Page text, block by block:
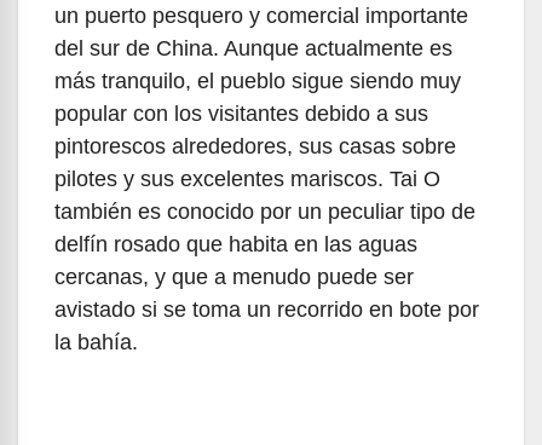
un puerto pesquero y comercial importante
del sur de China. Aunque actualmente es
más tranquilo, el pueblo sigue siendo muy
popular con los visitantes debido a sus
pintorescos alrededores, sus casas sobre
pilotes y sus excelentes mariscos. Tai O
también es conocido por un peculiar tipo de
delfín rosado que habita en las aguas
cercanas, y que a menudo puede ser
avistado si se toma un recorrido en bote por
la bahía.